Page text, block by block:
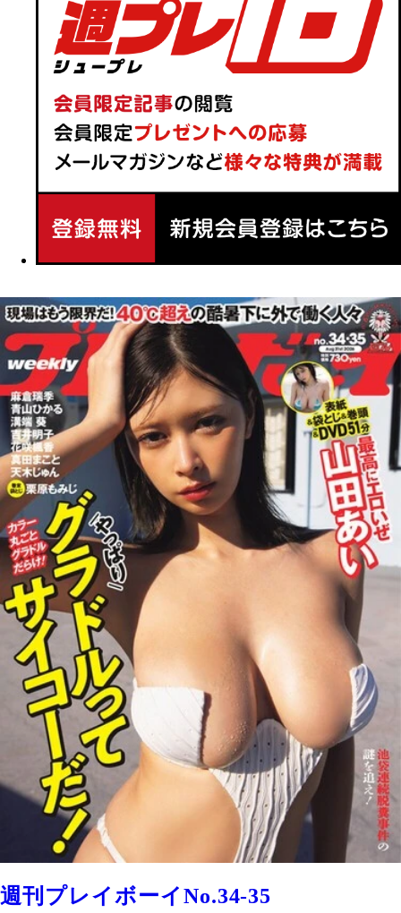
週刊プレイボーイNo.34-35